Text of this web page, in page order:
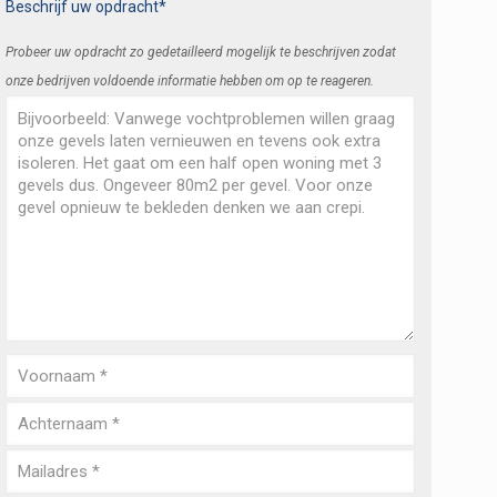
Beschrijf uw opdracht*
Probeer uw opdracht zo gedetailleerd mogelijk te beschrijven zodat
onze bedrijven voldoende informatie hebben om op te reageren.